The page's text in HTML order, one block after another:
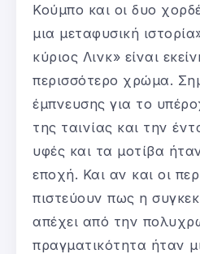
Κούμπο και οι δυο
μια μεταφυσική
κύριος Λινκ» είναι
περισσότερο χρώμα.
έμπνευσης για το
της ταινίας και την
υφές και τα μοτίβα
εποχή. Και αν και οι
πιστεύουν πως η
απέχει από την
πραγματικότητα ήταν